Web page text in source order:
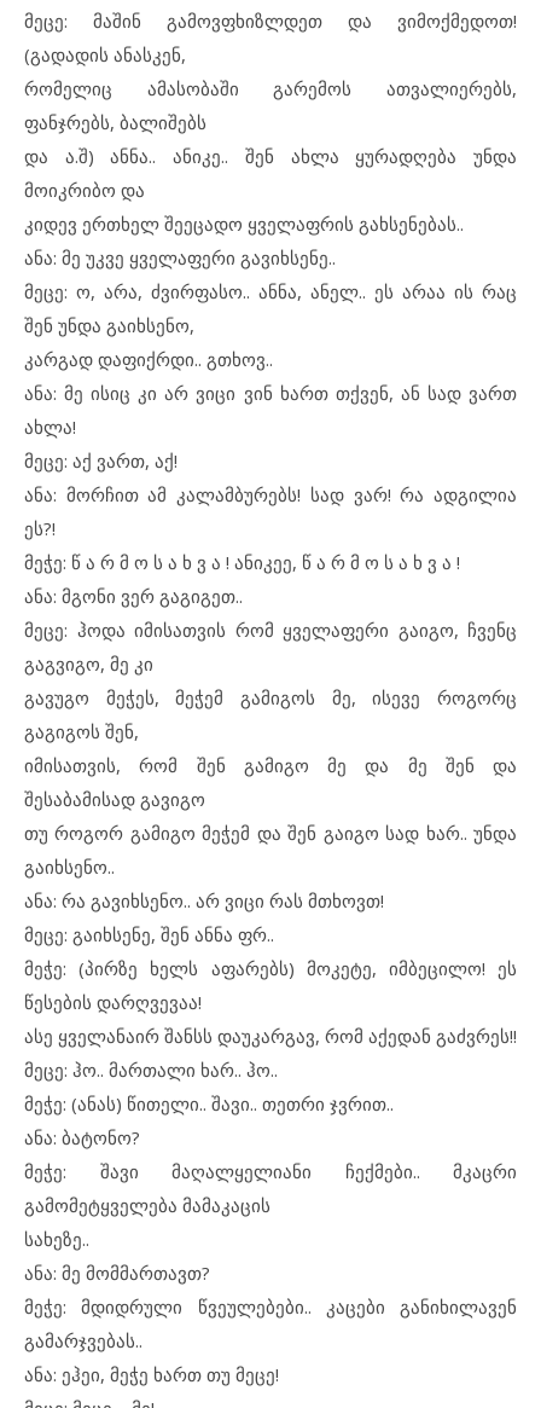
მეცე: მაშინ გამოვფხიზლდეთ და ვიმოქმედოთ!
(გადადის ანასკენ,
რომელიც ამასობაში გარემოს ათვალიერებს,
ფანჯრებს, ბალიშებს
და ა.შ) ანნა.. ანიკე.. შენ ახლა ყურადღება უნდა
მოიკრიბო და
კიდევ ერთხელ შეეცადო ყველაფრის გახსენებას..
ანა: მე უკვე ყველაფერი გავიხსენე..
მეცე: ო, არა, ძვირფასო.. ანნა, ანელ.. ეს არაა ის რაც
შენ უნდა გაიხსენო,
კარგად დაფიქრდი.. გთხოვ..
ანა: მე ისიც კი არ ვიცი ვინ ხართ თქვენ, ან სად ვართ
ახლა!
მეცე: აქ ვართ, აქ!
ანა: მორჩით ამ კალამბურებს! სად ვარ! რა ადგილია
ეს?!
მეჭე: წ ა რ მ ო ს ა ხ ვ ა ! ანიკეე, წ ა რ მ ო ს ა ხ ვ ა !
ანა: მგონი ვერ გაგიგეთ..
მეცე: ჰოდა იმისათვის რომ ყველაფერი გაიგო, ჩვენც
გაგვიგო, მე კი
გავუგო მეჭეს, მეჭემ გამიგოს მე, ისევე როგორც
გაგიგოს შენ,
იმისათვის, რომ შენ გამიგო მე და მე შენ და
შესაბამისად გავიგო
თუ როგორ გამიგო მეჭემ და შენ გაიგო სად ხარ.. უნდა
გაიხსენო..
ანა: რა გავიხსენო.. არ ვიცი რას მთხოვთ!
მეცე: გაიხსენე, შენ ანნა ფრ..
მეჭე: (პირზე ხელს აფარებს) მოკეტე, იმბეცილო! ეს
წესების დარღვევაა!
ასე ყველანაირ შანსს დაუკარგავ, რომ აქედან გაძვრეს!!
მეცე: ჰო.. მართალი ხარ.. ჰო..
მეჭე: (ანას) წითელი.. შავი.. თეთრი ჯვრით..
ანა: ბატონო?
მეჭე: შავი მაღალყელიანი ჩექმები.. მკაცრი
გამომეტყველება მამაკაცის
სახეზე..
ანა: მე მომმართავთ?
მეჭე: მდიდრული წვეულებები.. კაცები განიხილავენ
გამარჯვებას..
ანა: ეჰეი, მეჭე ხართ თუ მეცე!